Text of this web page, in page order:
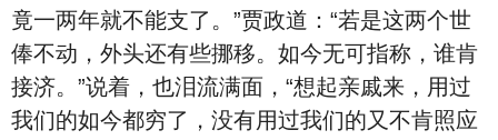
竟一两年就不能支了。”贾政道：“若是这两个世
俸不动，外头还有些挪移。如今无可指称，谁肯
接济。”说着，也泪流满面，“想起亲戚来，用过
我们的如今都穷了，没有用过我们的又不肯照应